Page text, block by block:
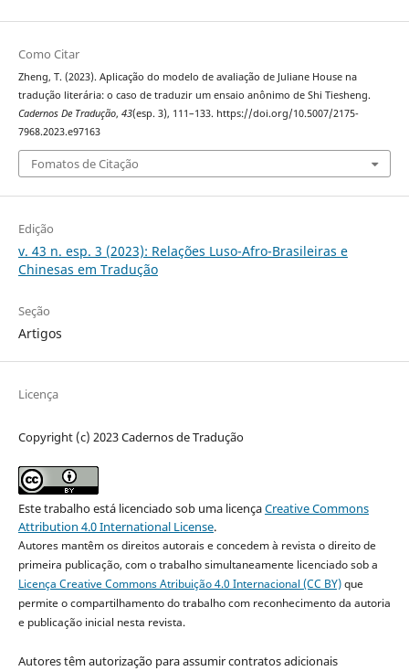
Como Citar
Zheng, T. (2023). Aplicação do modelo de avaliação de Juliane House na
tradução literária: o caso de traduzir um ensaio anônimo de Shi Tiesheng.
Cadernos De Tradução, 43(esp. 3), 111–133. https://doi.org/10.5007/2175-
7968.2023.e97163
Fomatos de Citação
Edição
v. 43 n. esp. 3 (2023): Relações Luso-Afro-Brasileiras e
Chinesas em Tradução
Seção
Artigos
Licença
Copyright (c) 2023 Cadernos de Tradução
Este trabalho está licenciado sob uma licençaCreative Commons
Attribution 4.0 International License.
Autores mantêm os direitos autorais e concedem à revista o direito de
primeira publicação, com o trabalho simultaneamente licenciado sob a
Licença Creative Commons Atribuição 4.0 Internacional (CC BY)que
permite o compartilhamento do trabalho com reconhecimento da autoria
e publicação inicial nesta revista.
Autores têm autorização para assumir contratos adicionais